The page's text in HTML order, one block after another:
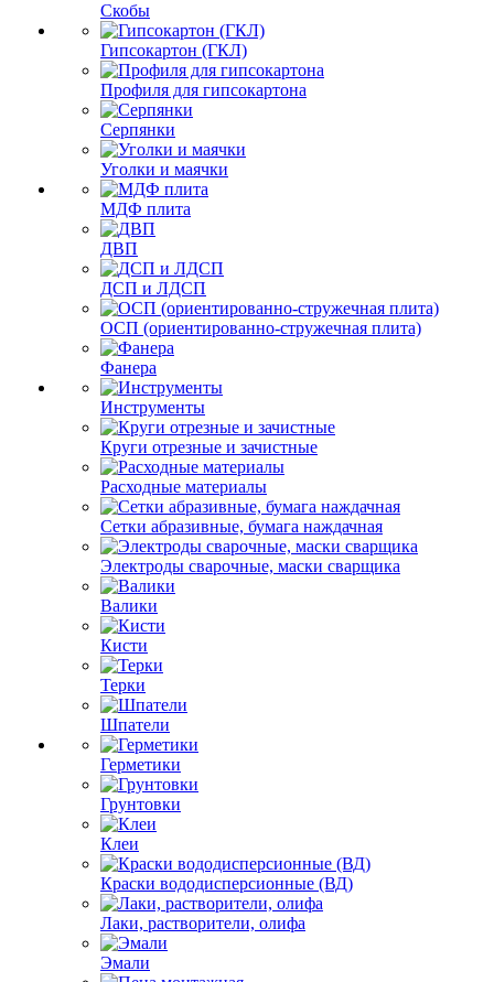
Скобы
Гипсокартон (ГКЛ)
Профиля для гипсокартона
Серпянки
Уголки и маячки
МДФ плита
ДВП
ДСП и ЛДСП
ОСП (ориентированно-стружечная плита)
Фанера
Инструменты
Круги отрезные и зачистные
Расходные материалы
Сетки абразивные, бумага наждачная
Электроды сварочные, маски сварщика
Валики
Кисти
Терки
Шпатели
Герметики
Грунтовки
Клеи
Краски вододисперсионные (ВД)
Лаки, растворители, олифа
Эмали